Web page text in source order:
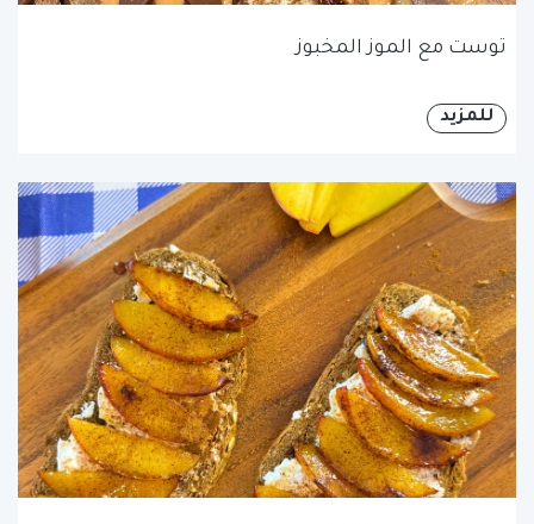
توست مع الموز المخبوز
للمزيد